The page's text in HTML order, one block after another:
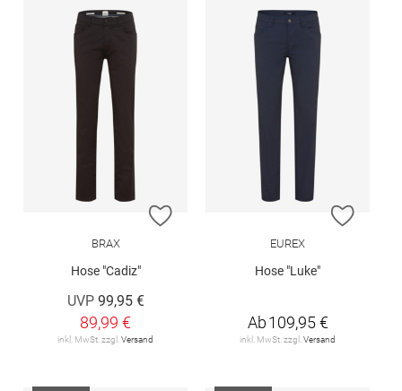
ZUR WUNSCHLISTE HINZUFÜGEN
BRAX
Hose "Cadiz"
UVP 99,95 €
89,99 €
inkl. MwSt. zzgl. Versand
ZUR
EUREX
Hose "Luke"
Ab109,95 €
inkl. MwSt. zzgl. Versand